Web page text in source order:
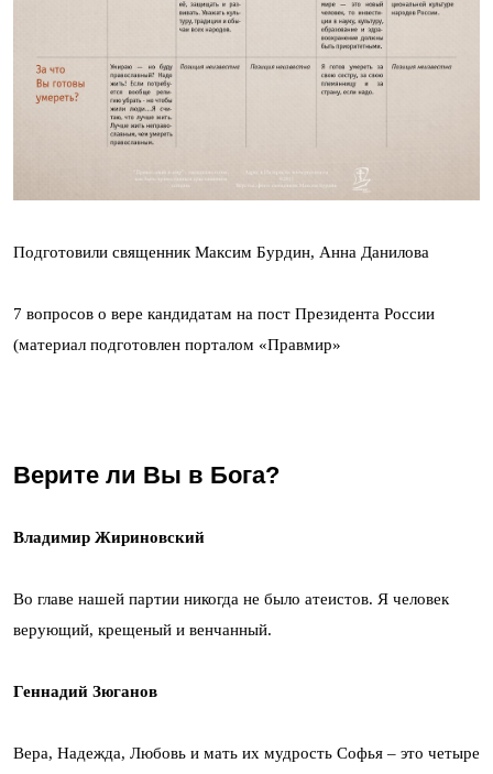
Подготовили священник Максим Бурдин, Анна Данилова
7 вопросов о вере кандидатам на пост Президента России
(материал подготовлен порталом «Правмир»
Верите ли Вы в Бога?
Владимир Жириновский
Во главе нашей партии никогда не было атеистов. Я человек
верующий, крещеный и венчанный.
Геннадий Зюганов
Вера, Надежда, Любовь и мать их мудрость Софья – это четыре